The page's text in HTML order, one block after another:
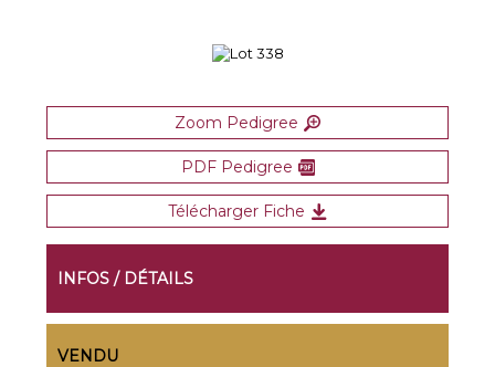
Zoom Pedigree
PDF Pedigree
Télécharger Fiche
INFOS / DÉTAILS
VENDU